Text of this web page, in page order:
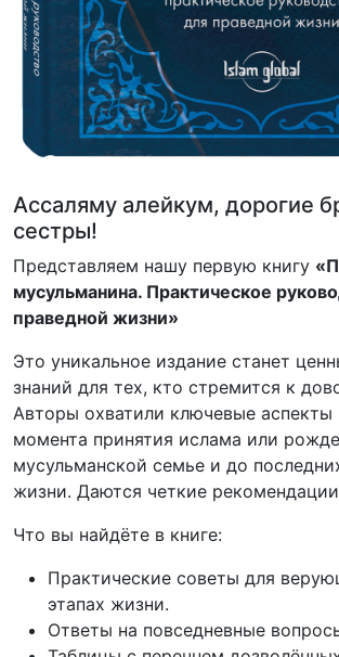
Ассаляму алейкум, дорогие
сестры!
Представляем нашу первую книгу
мусульманина. Практическое
праведной жизни»
Это уникальное издание станет
знаний для тех, кто стремится к
Авторы охватили ключевые аспекты
момента принятия ислама или
мусульманской семье и до
жизни. Даются четкие рекомендации
Что вы найдёте в книге:
Практические советы для
этапах жизни.
Ответы на повседневные